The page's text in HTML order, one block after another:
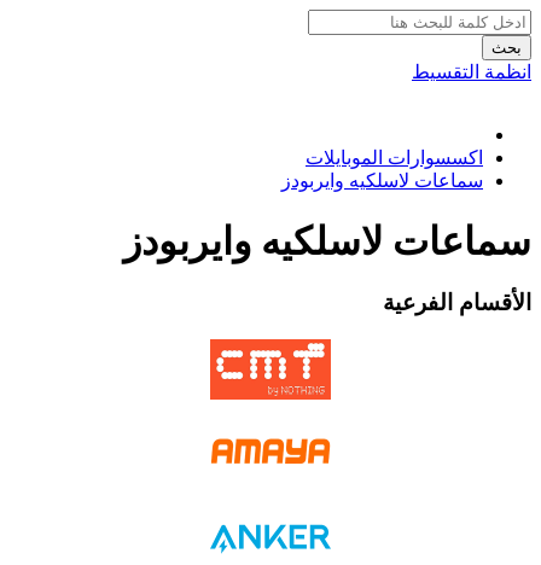
بحث
انظمة التقسيط
اكسسوارات الموبايلات
سماعات لاسلكيه وايربودز
سماعات لاسلكيه وايربودز
الأقسام الفرعية